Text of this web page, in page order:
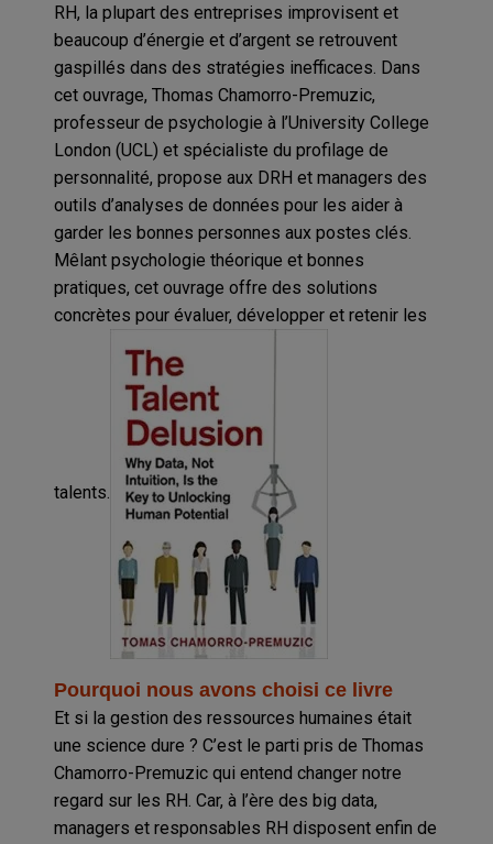
RH, la plupart des entreprises improvisent et
beaucoup d’énergie et d’argent se retrouvent
gaspillés dans des stratégies inefficaces. Dans
cet ouvrage, Thomas Chamorro-Premuzic,
professeur de psychologie à l’University College
London (UCL) et spécialiste du profilage de
personnalité, propose aux DRH et managers des
outils d’analyses de données pour les aider à
garder les bonnes personnes aux postes clés.
Mêlant psychologie théorique et bonnes
pratiques, cet ouvrage offre des solutions
concrètes pour évaluer, développer et retenir les
talents.
Pourquoi nous avons choisi ce livre
Et si la gestion des ressources humaines était
une science dure ? C’est le parti pris de Thomas
Chamorro-Premuzic qui entend changer notre
regard sur les RH. Car, à l’ère des big data,
managers et responsables RH disposent enfin de